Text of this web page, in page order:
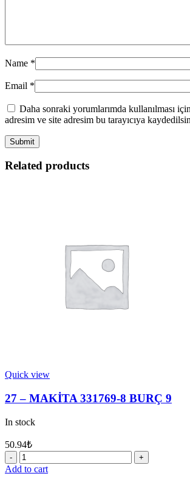
Name *
Email *
Daha sonraki yorumlarımda kullanılması
adresim ve site adresim bu tarayıcıya
Related products
Quick view
27 – MAKİTA 331769-8 BURÇ 9
In stock
50.94₺
27
-
Add to cart